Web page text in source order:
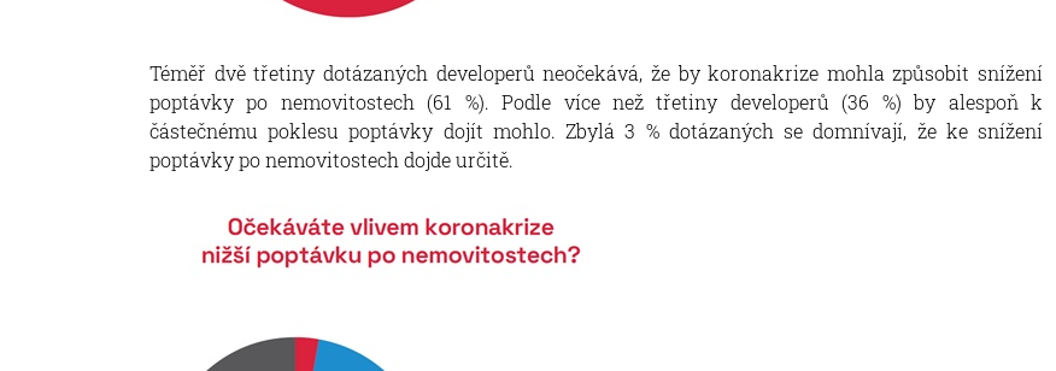
Téměř dvě třetiny dotázaných developerů neočekává, že by koronakrize mohla způsobit snížení
poptávky po nemovitostech (61 %). Podle více než třetiny developerů (36 %) by alespoň k
částečnému poklesu poptávky dojít mohlo. Zbylá 3 % dotázaných se domnívají, že ke snížení
poptávky po nemovitostech dojde určitě.